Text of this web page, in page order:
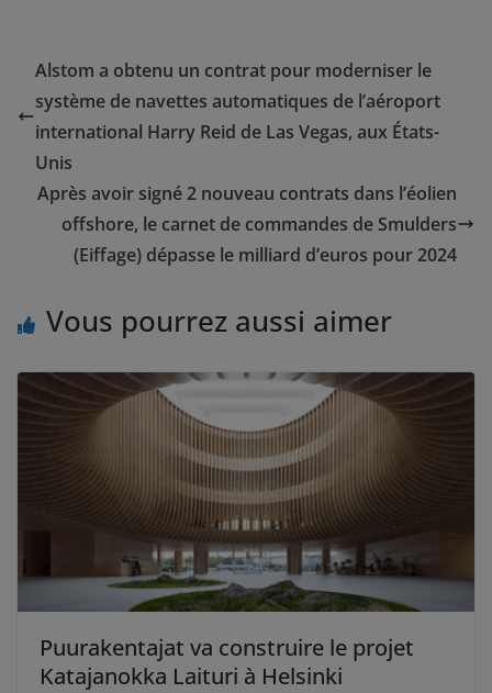
Alstom a obtenu un contrat pour moderniser le
système de navettes automatiques de l’aéroport
international Harry Reid de Las Vegas, aux États-
Unis
Après avoir signé 2 nouveau contrats dans l’éolien
offshore, le carnet de commandes de Smulders
(Eiffage) dépasse le milliard d’euros pour 2024
Vous pourrez aussi aimer
Puurakentajat va construire le projet
Katajanokka Laituri à Helsinki